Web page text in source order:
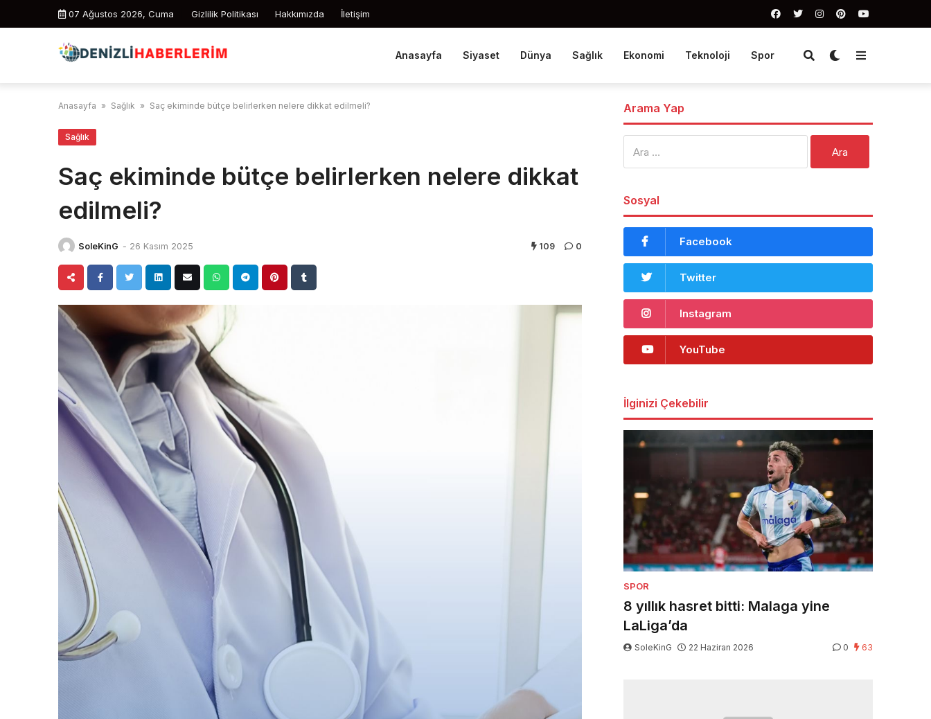
07 Ağustos 2026, Cuma Gizlilik Politikası Hakkımızda İletişim
Anasayfa Siyaset Dünya Sağlık Ekonomi Teknoloji Spor
Anasayfa » Sağlık » Saç ekiminde bütçe belirlerken nelere dikkat edilmeli?
Sağlık
Saç ekiminde bütçe belirlerken nelere dikkat
edilmeli?
SoleKinG - 26 Kasım 2025 109 0
Arama Yap
Sosyal
Facebook
Twitter
Instagram
YouTube
İlginizi Çekebilir
SPOR
8 yıllık hasret bitti: Malaga yine
LaLiga’da
SoleKinG 22 Haziran 2026 0 63